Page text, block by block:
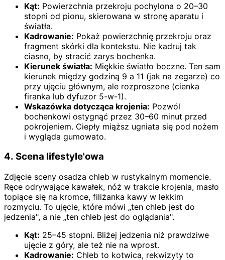
Kąt: Powierzchnia przekroju pochylona o 20–30
stopni od pionu, skierowana w stronę aparatu i
światła.
Kadrowanie: Pokaż powierzchnię przekroju oraz
fragment skórki dla kontekstu. Nie kadruj tak
ciasno, by stracić zarys bochenka.
Kierunek światła: Miękkie światło boczne. Ten sam
kierunek między godziną 9 a 11 (jak na zegarze) co
przy ujęciu głównym, ale rozproszone (cienka
firanka lub dyfuzor 5-w-1).
Wskazówka dotycząca krojenia: Pozwól
bochenkowi ostygnąć przez 30–60 minut przed
pokrojeniem. Ciepły miąższ ugniata się pod nożem
i wygląda gumowato.
4. Scena lifestyle'owa
Zdjęcie sceny osadza chleb w rustykalnym momencie.
Ręce odrywające kawałek, nóż w trakcie krojenia, masło
topiące się na kromce, filiżanka kawy w lekkim
rozmyciu. To ujęcie, które mówi „ten chleb jest do
jedzenia", a nie „ten chleb jest do oglądania".
Kąt: 25–45 stopni. Bliżej jedzenia niż prawdziwe
ujęcie z góry, ale też nie na wprost.
Kadrowanie: Chleb to kotwica, rekwizyty to